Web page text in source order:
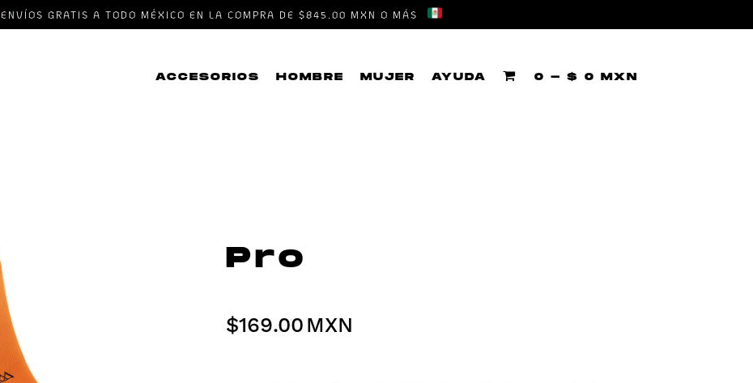
ENVÍOS GRATIS A TODO MÉXICO EN LA COMPRA DE $845.00 MXN O MÁS
ACCESORIOS HOMBRE MUJER AYUDA 0 - $ 0 MXN
Pro
$169.00